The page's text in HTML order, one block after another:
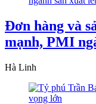
Đơn hàng và
mạnh, PMI
Hà Linh